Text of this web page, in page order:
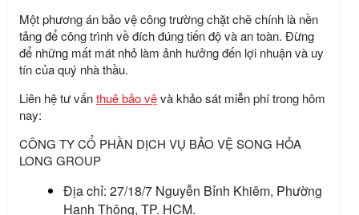
Mộtphương án bảo vệ công trườngchặt chẽ chính là nền
tảng để công trình về đích đúng tiến độ và an toàn. Đừng
để những mất mát nhỏ làm ảnh hưởng đến lợi nhuận và uy
tín của quý nhà thầu.
Liên hệ tư vấnthuê bảo vệvà khảo sát miễn phí trong hôm
nay:
CÔNG TY CỔ PHẦN DỊCH VỤ BẢO VỆ SONG HỎA
LONG GROUP
Địa chỉ: 27/18/7 Nguyễn Bỉnh Khiêm, Phường
Hạnh Thông, TP. HCM.